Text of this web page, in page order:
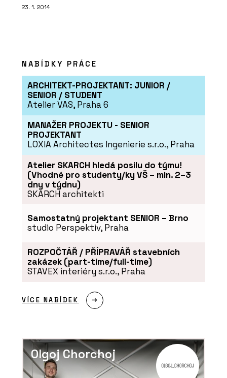
23. 1. 2014
NABÍDKY PRÁCE
ARCHITEKT-PROJEKTANT: JUNIOR /
SENIOR / STUDENT
Atelier VAS, Praha 6
MANAŽER PROJEKTU - SENIOR
PROJEKTANT
LOXIA Architectes Ingenierie s.r.o., Praha
Atelier SKARCH hledá posilu do týmu!
(Vhodné pro studenty/ky VŠ – min. 2–3
dny v týdnu)
SKARCH architekti
Samostatný projektant SENIOR – Brno
studio Perspektiv, Praha
ROZPOČTÁŘ / PŘÍPRAVÁŘ stavebních
zakázek (part-time/full-time)
STAVEX interiéry s.r.o., Praha
VÍCE NABÍDEK
Olgoj Chorchoj